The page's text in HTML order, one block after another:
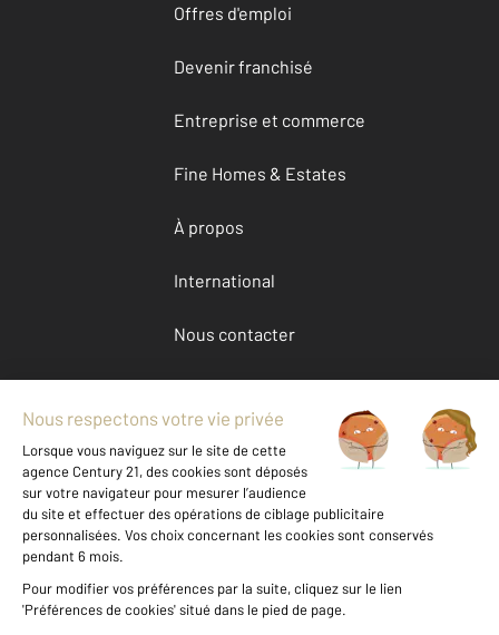
Offres d'emploi
Devenir franchisé
Entreprise et commerce
Fine Homes & Estates
À propos
International
Nous contacter
Mentions légales & CGU et Barèmes d'honoraires
Données personnelles
Gestionnaire des cookies
Achat maison autour de HARBONNIERES (80131)